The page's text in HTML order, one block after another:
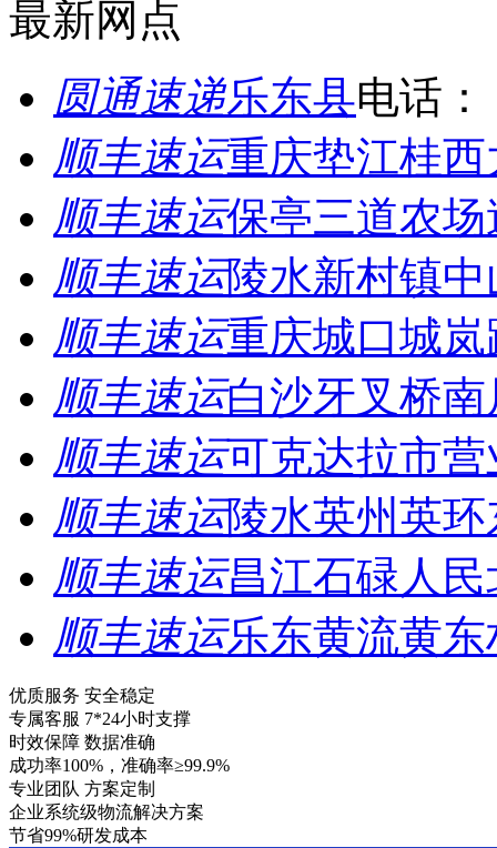
最新网点
圆通速递乐东县电话：
顺丰速运重庆垫江桂
顺丰速运保亭三道农
顺丰速运陵水新村镇
顺丰速运重庆城口城
顺丰速运白沙牙叉桥
顺丰速运可克达拉市营
顺丰速运陵水英州英
顺丰速运昌江石碌人
顺丰速运乐东黄流黄
优质服务 安全稳定
专属客服 7*24小时支撑
时效保障 数据准确
成功率100%，准确率≥99.9%
专业团队 方案定制
企业系统级物流解决方案
节省99%研发成本